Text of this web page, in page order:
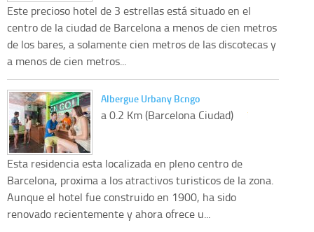
Este precioso hotel de 3 estrellas está situado en el
centro de la ciudad de Barcelona a menos de cien metros
de los bares, a solamente cien metros de las discotecas y
a menos de cien metros...
Albergue Urbany Bcngo
a 0.2 Km (Barcelona Ciudad)
Esta residencia esta localizada en pleno centro de
Barcelona, proxima a los atractivos turisticos de la zona.
Aunque el hotel fue construido en 1900, ha sido
renovado recientemente y ahora ofrece u...